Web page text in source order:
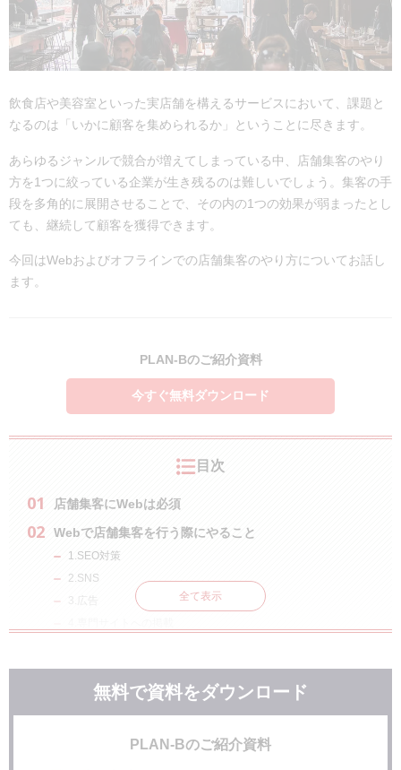
飲食店や美容室といった実店舗を構えるサービスにおいて、課題と
なるのは「いかに顧客を集められるか」ということに尽きます。
あらゆるジャンルで競合が増えてしまっている中、店舗集客のやり
方を1つに絞っている企業が生き残るのは難しいでしょう。集客の手
段を多角的に展開させることで、その内の1つの効果が弱まったとし
ても、継続して顧客を獲得できます。
今回はWebおよびオフラインでの店舗集客のやり方についてお話し
ます。
PLAN-Bのご紹介資料
今すぐ無料ダウンロード
目次
店舗集客にWebは必須
Webで店舗集客を行う際にやること
1.SEO対策
2.SNS
3.広告
6.口コミを拡散させる
Webだけでなくオフラインでも費用対効果を考える
1.ビラ配り
2.人が集まる場所にポスターを貼る
全て表示
無料で資料をダウンロード
PLAN-Bのご紹介資料